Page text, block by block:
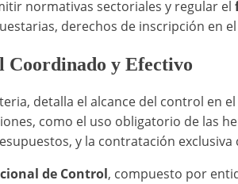
normativas sectoriales y regular el
derechos de inscripción en
Coordinado y Efectivo
detalla el alcance del control en el
como el uso obligatorio de las
y la contratación
de Control, compuesto por